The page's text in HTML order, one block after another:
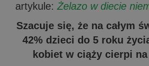
artykule: Żelazo w diecie
Szacuje się, że na całym
42% dzieci do 5 roku
kobiet w ciąży cierpi na